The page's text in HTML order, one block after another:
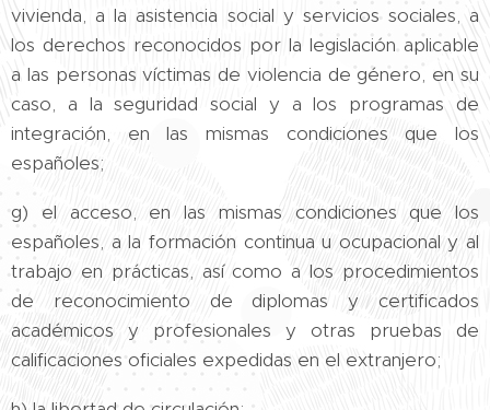
vivienda, a la asistencia social y servicios sociales, a
los derechos reconocidos por la legislación aplicable
a las personas víctimas de violencia de género, en su
caso, a la seguridad social y a los programas de
integración, en las mismas condiciones que los
españoles;
g) el acceso, en las mismas condiciones que los
españoles, a la formación continua u ocupacional y al
trabajo en prácticas, así como a los procedimientos
de reconocimiento de diplomas y certificados
académicos y profesionales y otras pruebas de
calificaciones oficiales expedidas en el extranjero;